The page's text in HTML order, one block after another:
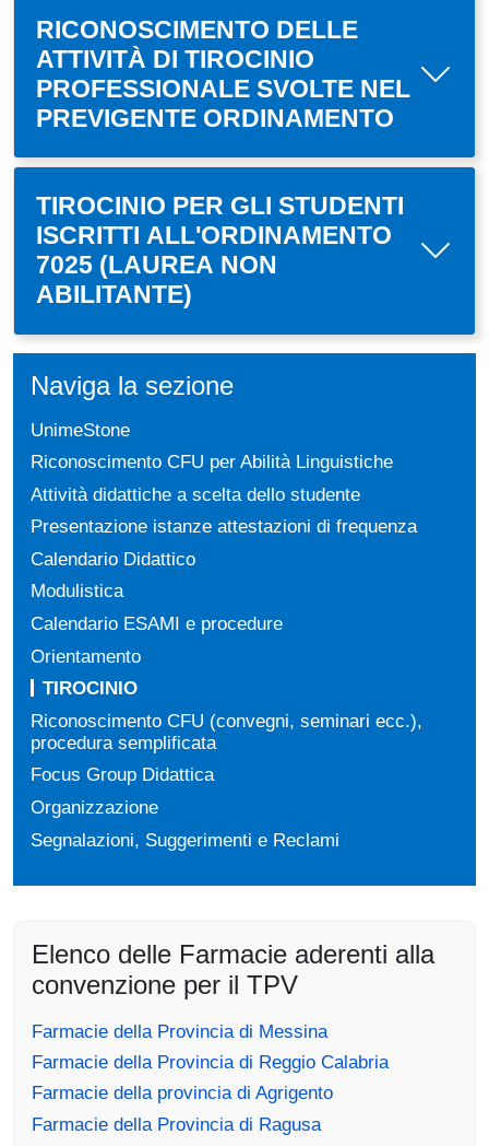
RICONOSCIMENTO DELLE
ATTIVITÀ DI TIROCINIO
PROFESSIONALE SVOLTE NEL
PREVIGENTE ORDINAMENTO
TIROCINIO PER GLI STUDENTI
ISCRITTI ALL'ORDINAMENTO
7025 (LAUREA NON
ABILITANTE)
Naviga la sezione
UnimeStone
Riconoscimento CFU per Abilità Linguistiche
Attività didattiche a scelta dello studente
Presentazione istanze attestazioni di frequenza
Calendario Didattico
Modulistica
Calendario ESAMI e procedure
Orientamento
TIROCINIO
Riconoscimento CFU (convegni, seminari ecc.),
procedura semplificata
Focus Group Didattica
Organizzazione
Segnalazioni, Suggerimenti e Reclami
Elenco delle Farmacie aderenti alla
convenzione per il TPV
Farmacie della Provincia di Messina
Farmacie della Provincia di Reggio Calabria
Farmacie della provincia di Agrigento
Farmacie della Provincia di Ragusa